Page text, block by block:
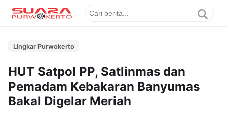
Lingkar Purwokerto
HUT Satpol PP, Satlinmas dan
Pemadam Kebakaran Banyumas
Bakal Digelar Meriah